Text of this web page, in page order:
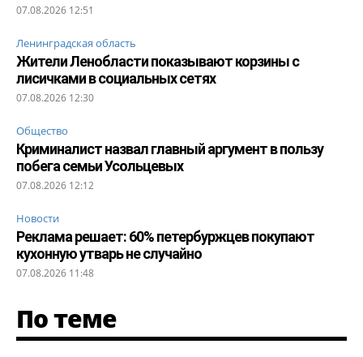
07.08.2026 12:51
Ленинградская область
Жители Ленобласти показывают корзины с
лисичками в социальных сетях
07.08.2026 12:30
Общество
Криминалист назвал главный аргумент в пользу
побега семьи Усольцевых
07.08.2026 12:12
Новости
Реклама решает: 60% петербуржцев покупают
кухонную утварь не случайно
07.08.2026 11:48
По теме